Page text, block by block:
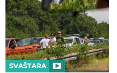
SVAŠTARA